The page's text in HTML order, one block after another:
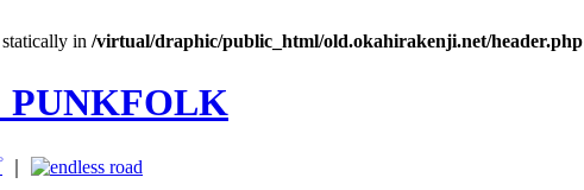
in /virtual/draphic/public_html/old.okahirakenji.net/header.php
｜